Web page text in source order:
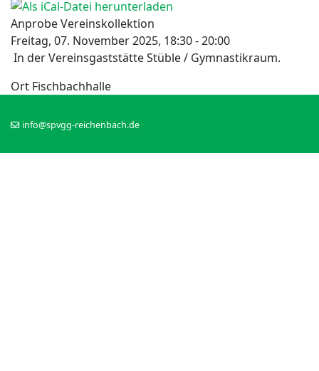
Anprobe Vereinskollektion
Freitag, 07. November 2025, 18:30 - 20:00
In der Vereinsgaststätte Stüble / Gymnastikraum.
Ort Fischbachhalle
info@spvgg-reichenbach.de